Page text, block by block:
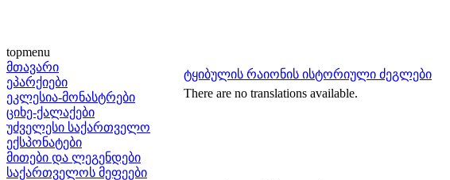
topmenu
მთავარი
ეპარქიები
ეკლესია-მონასტრები
ციხე-ქალაქები
უძველესი საქართველო
ექსპონატები
მითები და ლეგენდები
საქართველოს მეფეები
ტყიბულის რაიონის ისტორიული ძეგლები
There are no translations available.